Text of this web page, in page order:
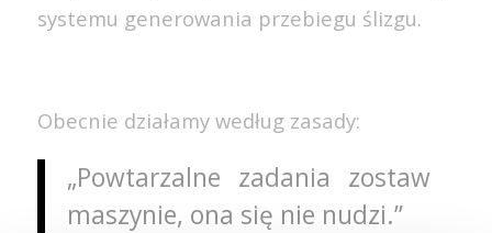
systemu generowania przebiegu ślizgu.
Obecnie działamy według zasady:
„Powtarzalne zadania zostaw
maszynie, ona się nie nudzi.”